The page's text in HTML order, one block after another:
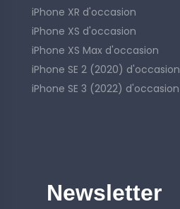
iPhone XR d'occasion
iPhone XS d'occasion
iPhone XS Max d'occasion
iPhone SE 2 (2020) d'occasion
iPhone SE 3 (2022) d'occasion